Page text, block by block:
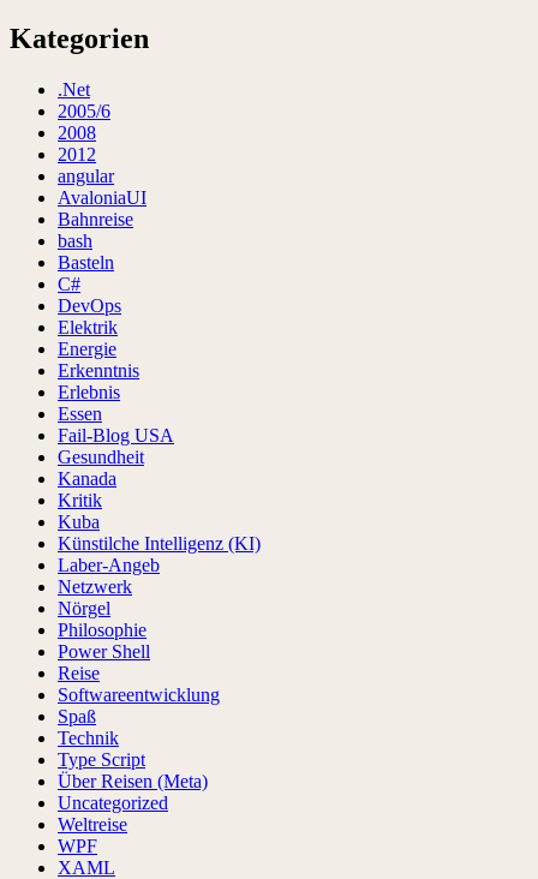
Kategorien
.Net
2005/6
2008
2012
angular
AvaloniaUI
Bahnreise
bash
Basteln
C#
DevOps
Elektrik
Energie
Erkenntnis
Erlebnis
Essen
Fail-Blog USA
Gesundheit
Kanada
Kritik
Kuba
Künstilche Intelligenz (KI)
Laber-Angeb
Netzwerk
Nörgel
Philosophie
Power Shell
Reise
Softwareentwicklung
Spaß
Technik
Type Script
Über Reisen (Meta)
Uncategorized
Weltreise
WPF
XAML